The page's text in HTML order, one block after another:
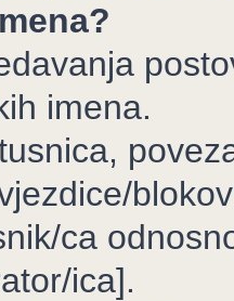
imena.
ca
ica].